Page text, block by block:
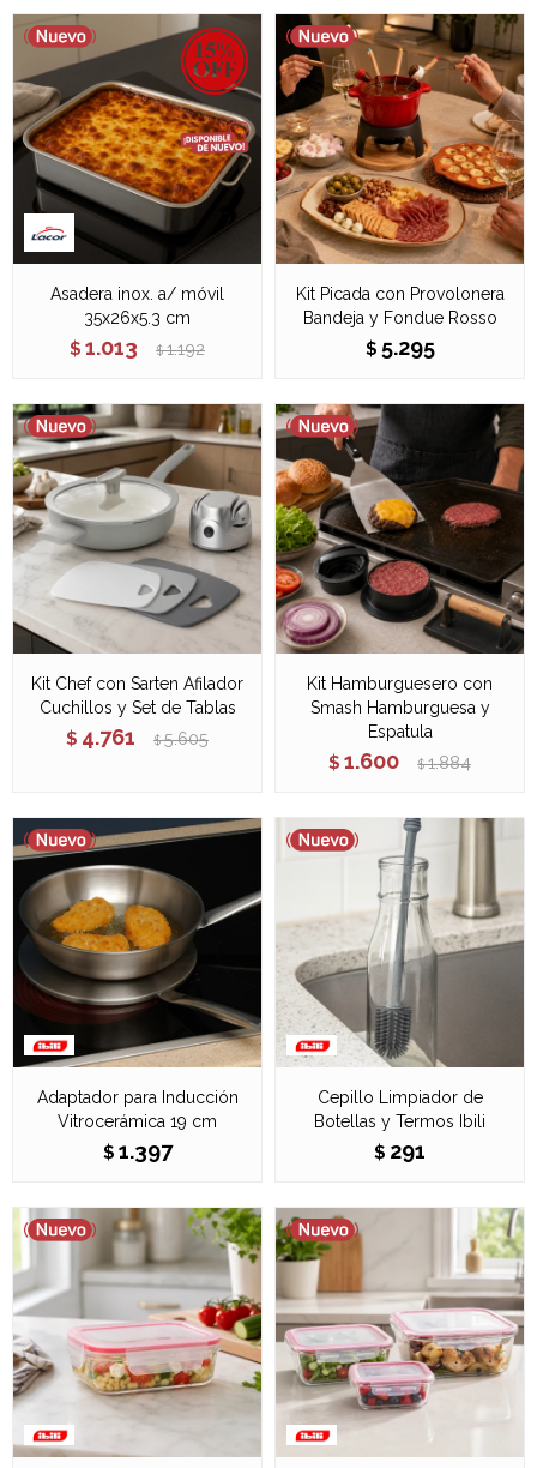
Asadera inox. a/ móvil
35x26x5.3 cm
$ 1.013 $ 1.192
Kit Picada con Provolonera
Bandeja y Fondue Rosso
$ 5.295
Kit Chef con Sarten Afilador
Cuchillos y Set de Tablas
$ 4.761 $ 5.605
Kit Hamburguesero con
Smash Hamburguesa y
Espatula
$ 1.600 $ 1.884
Adaptador para Inducción
Vitrocerámica 19 cm
$ 1.397
Cepillo Limpiador de
Botellas y Termos Ibili
$ 291